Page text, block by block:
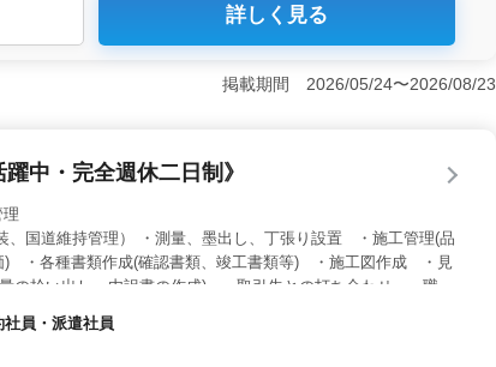
の資格を持つ方を歓迎いたします。道路改良工事や除染
経験を活かして活躍できます。各種書類の作成や現場業者
して仕事に集中できる環境を提供します。経費は会社負担
かし、さらなるスキルアップやキャリアの発展を目指すこ
詳しく見る
掲載期間 2026/05/24〜2026/08/23
中・完全週休二日制》
理
、国道維持管理） ・測量、墨出し、丁張り設置 ・施工管理(品
) ・各種書類作成(確認書類、竣工書類等) ・施工図作成 ・見
の拾い出し、内訳書の作成) ・取引先との打ち合わせ ・職人
ち合わせ ・その他建築工事に関する付随業務を行います。
員・派遣社員